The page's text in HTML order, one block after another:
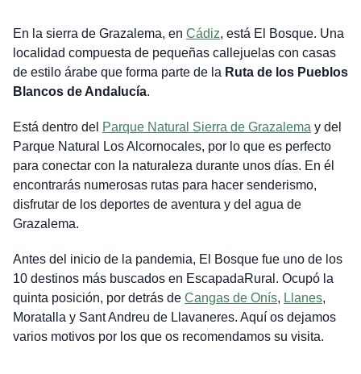
En la sierra de Grazalema, en Cádiz, está El Bosque. Una
localidad compuesta de pequeñas callejuelas con casas
de estilo árabe que forma parte de la Ruta de los Pueblos
Blancos de Andalucía.
Está dentro del Parque Natural Sierra de Grazalema y del
Parque Natural Los Alcornocales, por lo que es perfecto
para conectar con la naturaleza durante unos días. En él
encontrarás numerosas rutas para hacer senderismo,
disfrutar de los deportes de aventura y del agua de
Grazalema.
Antes del inicio de la pandemia, El Bosque fue uno de los
10 destinos más buscados en EscapadaRural. Ocupó la
quinta posición, por detrás de Cangas de Onís, Llanes,
Moratalla y Sant Andreu de Llavaneres. Aquí os dejamos
varios motivos por los que os recomendamos su visita.